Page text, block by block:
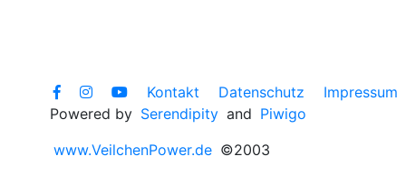
Kontakt Datenschutz
Impressum
Powered by Serendipity and Piwigo
www.VeilchenPower.de ©2003